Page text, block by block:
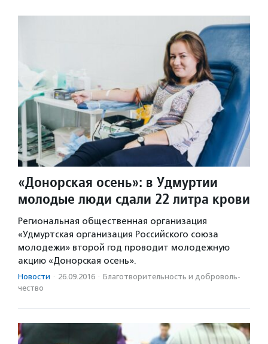
«Донорская осень»: в Удмуртии
молодые люди сдали 22 литра крови
Региональная общественная организация
«Удмуртская организация Российского союза
молодежи» второй год проводит молодежную
акцию «Донорская осень».
Новости · 26.09.2016 · Благотвори­тель­ность и доброволь­
чест­во